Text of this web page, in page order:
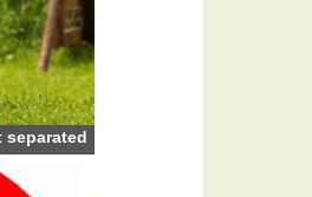
separated